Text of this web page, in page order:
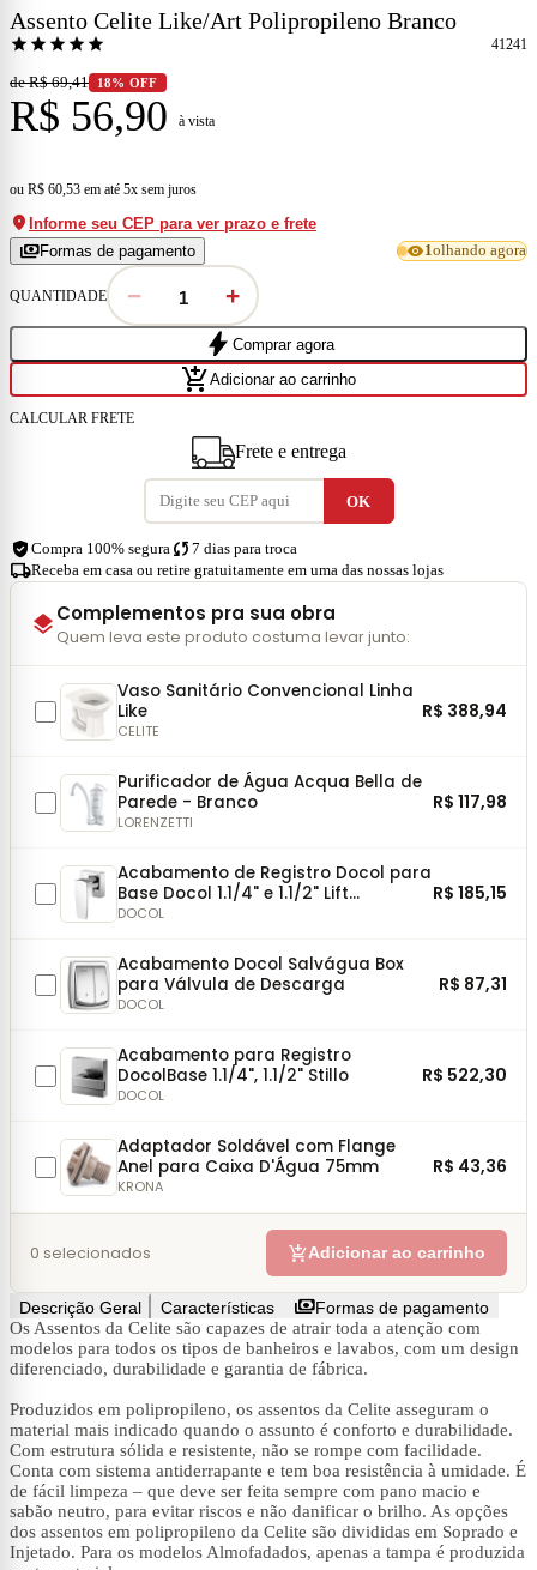
Assento Celite Like/Art Polipropileno Branco
star star star star star 41241
de R$ 69,41 18% OFF
R$ 56,90 à vista
ou R$ 60,53 em até 5x sem juros
location_on Informe seu CEP para ver prazo e frete
paymentsFormas de pagamento visibility1olhando agora
QUANTIDADE − +
bolt Comprar agora
add_shopping_cartAdicionar ao carrinho
CALCULAR FRETE
Frete e entrega
verified_user Compra 100% segura sync 7 dias para troca
local_shippingReceba em casa ou retire gratuitamente em uma das nossas lojas
layersComplementos pra sua obra
Quem leva este produto costuma levar junto:
Vaso Sanitário Convencional Linha
Like
CELITE
R$ 388,94
Purificador de Água Acqua Bella de
Parede - Branco
LORENZETTI
R$ 117,98
Acabamento de Registro Docol para
Base Docol 1.1/4" e 1.1/2" Lift
Cromado
DOCOL
R$ 185,15
Acabamento Docol Salvágua Box
para Válvula de Descarga
DOCOL
R$ 87,31
Acabamento para Registro
DocolBase 1.1/4", 1.1/2" Stillo
DOCOL
R$ 522,30
Adaptador Soldável com Flange
Anel para Caixa D'Água 75mm
KRONA
R$ 43,36
0 selecionados add_shopping_cartAdicionar ao carrinho
Descrição Geral Características paymentsFormas de pagamento
Os Assentos da Celite são capazes de atrair toda a atenção com
modelos para todos os tipos de banheiros e lavabos, com um design
diferenciado, durabilidade e garantia de fábrica.
Produzidos em polipropileno, os assentos da Celite asseguram o
material mais indicado quando o assunto é conforto e durabilidade.
Com estrutura sólida e resistente, não se rompe com facilidade.
Conta com sistema antiderrapante e tem boa resistência à umidade. É
de fácil limpeza – que deve ser feita sempre com pano macio e
sabão neutro, para evitar riscos e não danificar o brilho. As opções
dos assentos em polipropileno da Celite são divididas em Soprado e
Injetado. Para os modelos Almofadados, apenas a tampa é produzida